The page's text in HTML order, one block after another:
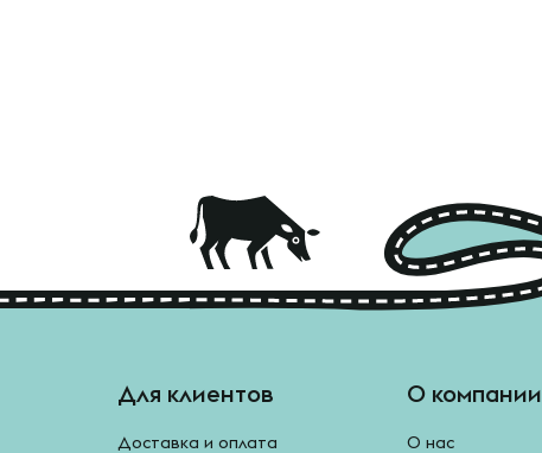
Для клиентов
Доставка и оплата
О компании
О нас